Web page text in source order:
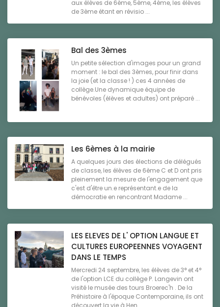
aux élèves de 6ème, 5ème, 4ème, les élèves
de 3ème étant en révisio ...
Bal des 3èmes
Un petite sélection d'images pour un grand
moment : le bal des 3èmes, pour finir dans
la joie (et la classe ! ) ces 4 années de
collège.Une dynamique équipe de
bénévoles (élèves et adultes) ont préparé ...
Les 6èmes à la mairie
A quelques jours des élections de délégués
de classe, les élèves de 6ème C et D ont pris
pleinement la mesure de l'engagement que
c'est d'être un.e représentant.e de la
démocratie en rencontrant Madame ...
LES ELEVES DE L' OPTION LANGUE ET
CULTURES EUROPEENNES VOYAGENT
DANS LE TEMPS
Mercredi 24 septembre, les élèves de 3° et 4°
de l'option LCE du collège P. Langevin ont
visité le musée des tours Broerec'h . De la
Préhistoire à l'époque Contemporaine, ils ont
découvert la vie à Hen ...